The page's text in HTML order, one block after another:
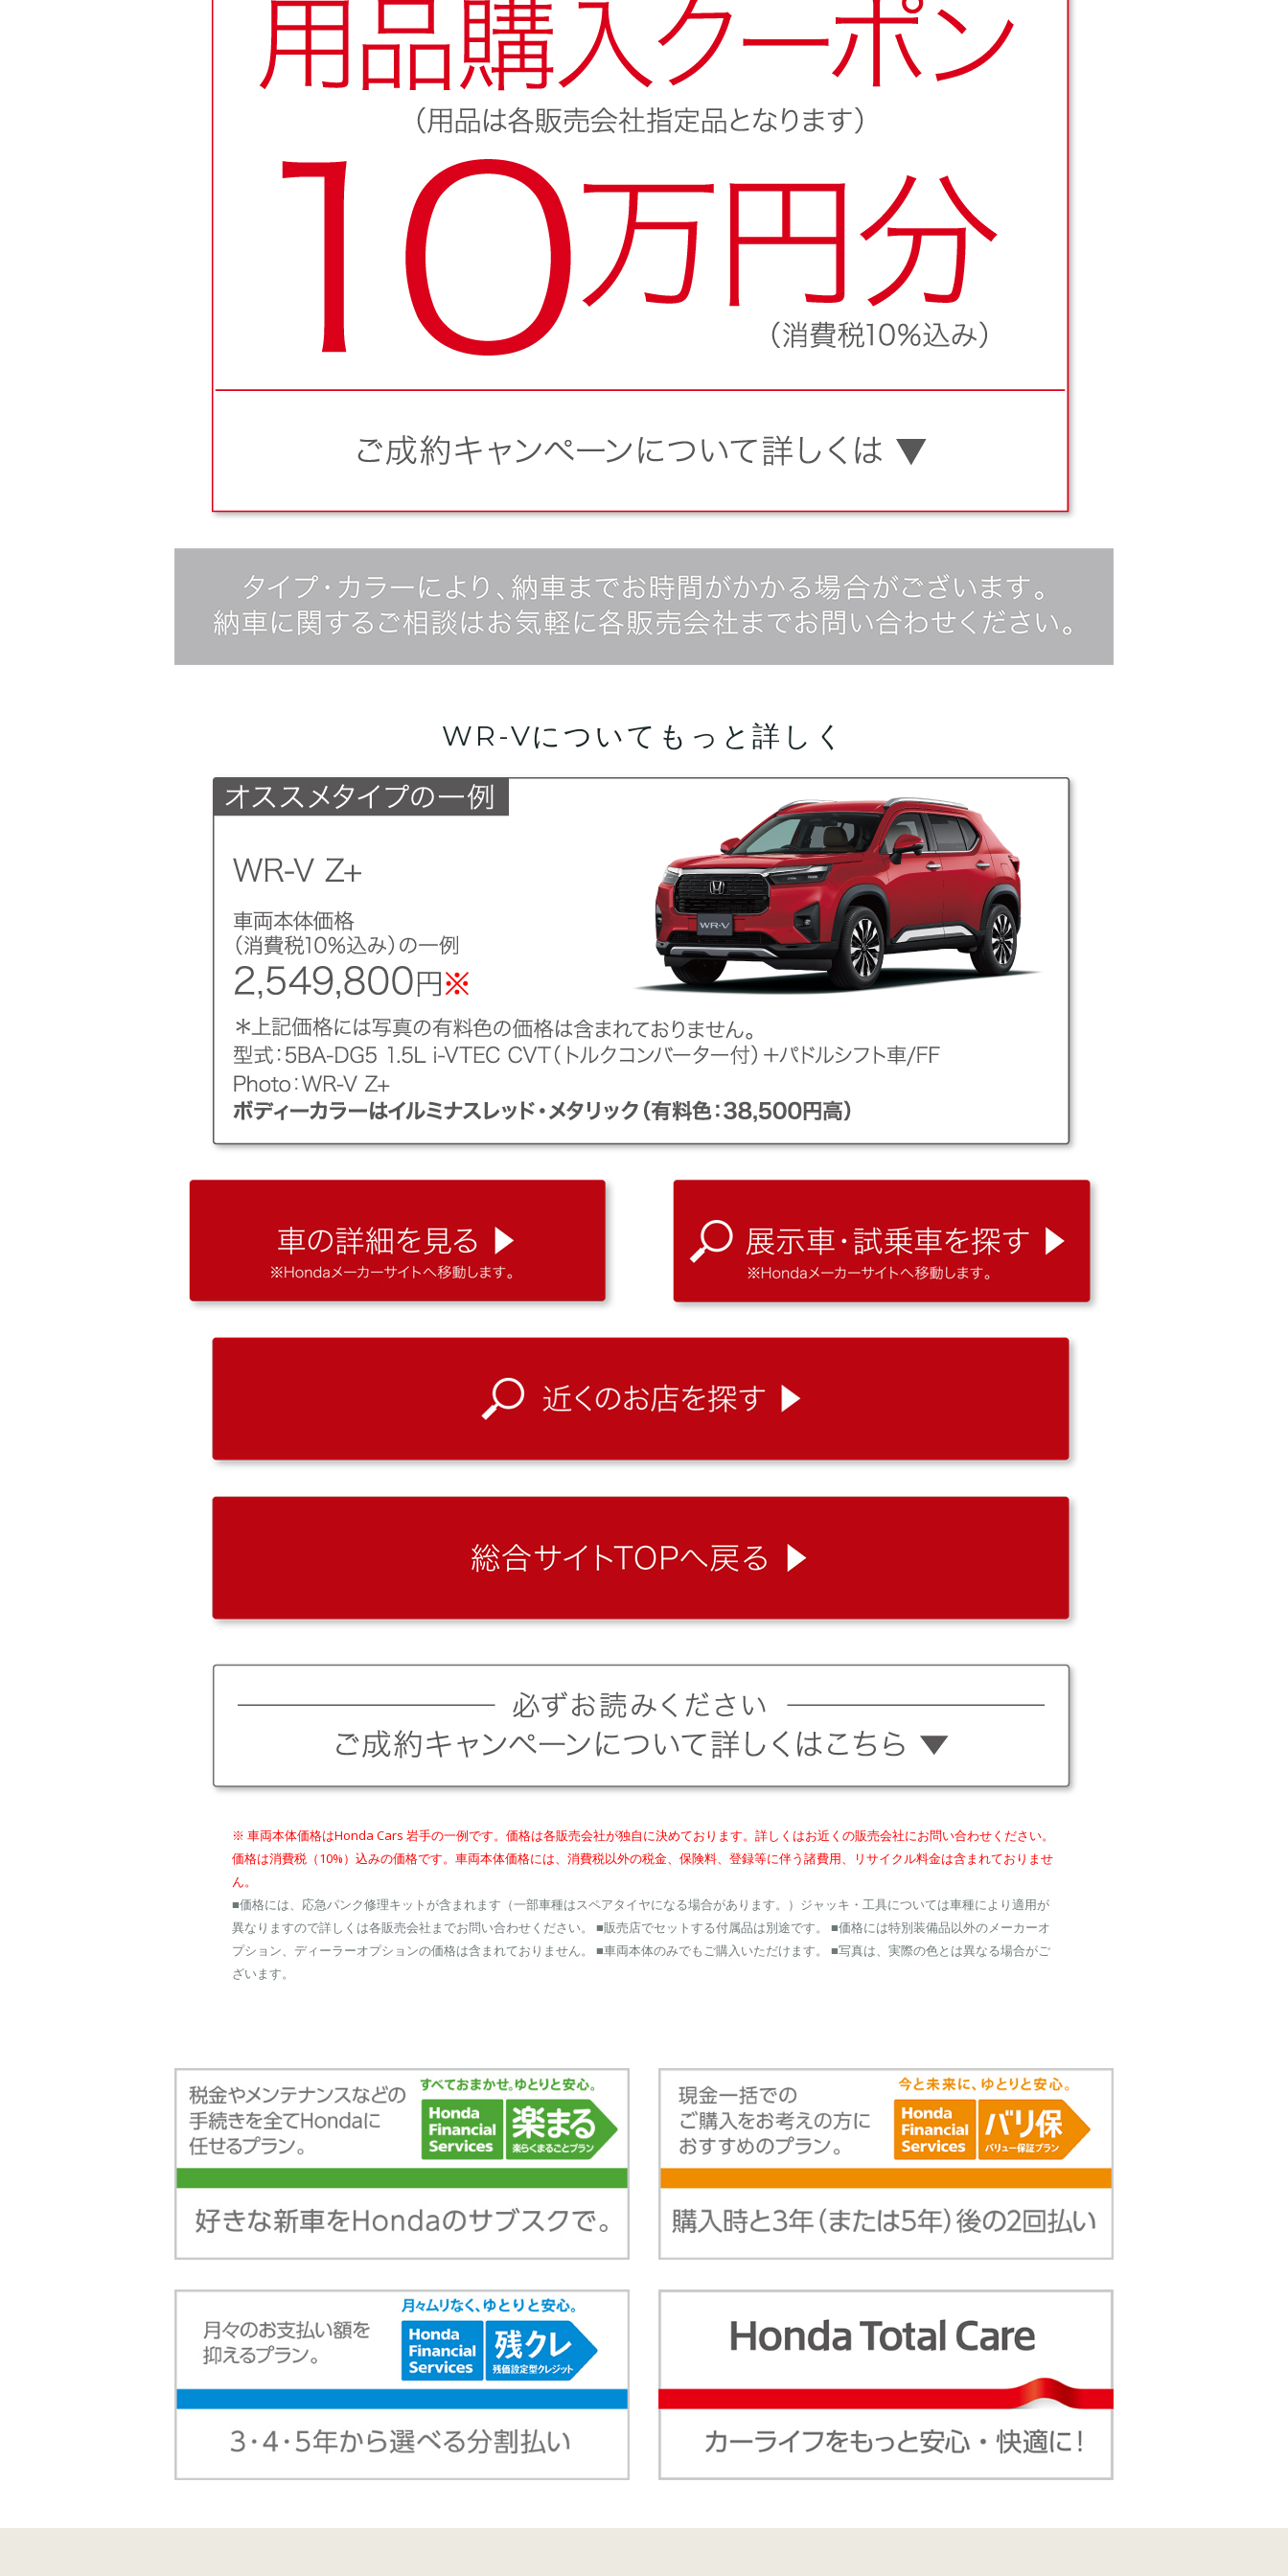
WR-Vについてもっと詳しく
※ 車両本体価格はHonda Cars 岩手の一例です。価格は各販売会社が独自に決めております。詳しくはお近くの販売会社にお問い合わせください。
価格は消費税（10%）込みの価格です。車両本体価格には、消費税以外の税金、保険料、登録等に伴う諸費用、リサイクル料金は含まれておりませ
ん。
■価格には、応急パンク修理キットが含まれます（一部車種はスペアタイヤになる場合があります。）ジャッキ・工具については車種により適用が
異なりますので詳しくは各販売会社までお問い合わせください。 ■販売店でセットする付属品は別途です。 ■価格には特別装備品以外のメーカーオ
プション、ディーラーオプションの価格は含まれておりません。 ■車両本体のみでもご購入いただけます。 ■写真は、実際の色とは異なる場合がご
ざいます。